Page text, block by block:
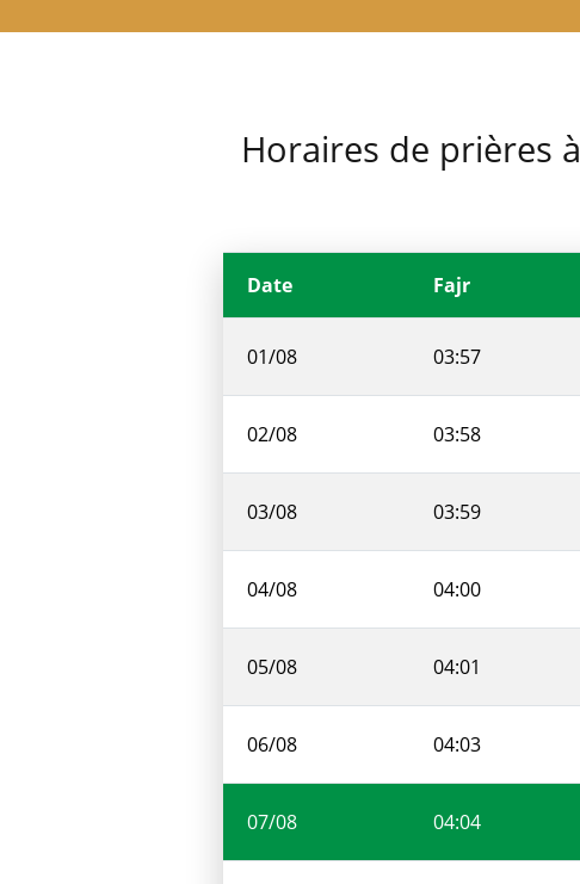
Horaires de prières à
Date Fajr
01/08 03:57
02/08 03:58
03/08 03:59
04/08 04:00
05/08 04:01
06/08 04:03
07/08 04:04